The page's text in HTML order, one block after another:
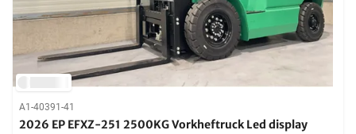
A1-40391-41
2026 EP EFXZ-251 2500KG Vorkheftruck Led display